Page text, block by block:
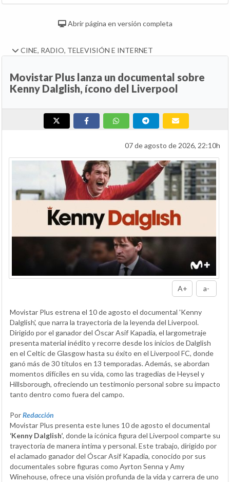
Abrir página en versión completa
CINE, RADIO, TELEVISIÓN E INTERNET
Movistar Plus lanza un documental sobre
Kenny Dalglish, ícono del Liverpool
07 de agosto de 2026, 22:10h
A+ a-
Movistar Plus estrena el 10 de agosto el documental 'Kenny
Dalglish', que narra la trayectoria de la leyenda del Liverpool.
Dirigido por el ganador del Óscar Asif Kapadia, el largometraje
presenta material inédito y recorre desde los inicios de Dalglish
en el Celtic de Glasgow hasta su éxito en el Liverpool FC, donde
ganó más de 30 títulos en 13 temporadas. Además, se abordan
momentos difíciles en su vida, como las tragedias de Heysel y
Hillsborough, ofreciendo un testimonio personal sobre su impacto
tanto dentro como fuera del campo.
PorRedacción
Movistar Plus presenta este lunes 10 de agosto el documental
‘Kenny Dalglish’, donde la icónica figura del Liverpool comparte su
trayectoria de manera íntima y personal. Este trabajo, dirigido por
el aclamado ganador del Óscar Asif Kapadia, conocido por sus
documentales sobre figuras como Ayrton Senna y Amy
Winehouse, ofrece una visión profunda de la vida y carrera de uno